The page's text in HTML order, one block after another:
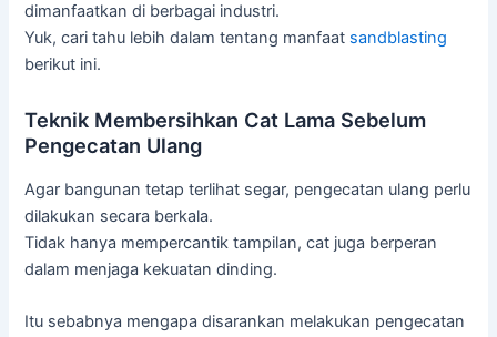
dimanfaatkan di berbagai industri.
Yuk, cari tahu lebih dalam tentang manfaat sandblasting
berikut ini.
Teknik Membersihkan Cat Lama Sebelum
Pengecatan Ulang
Agar bangunan tetap terlihat segar, pengecatan ulang perlu
dilakukan secara berkala.
Tidak hanya mempercantik tampilan, cat juga berperan
dalam menjaga kekuatan dinding.
Itu sebabnya mengapa disarankan melakukan pengecatan